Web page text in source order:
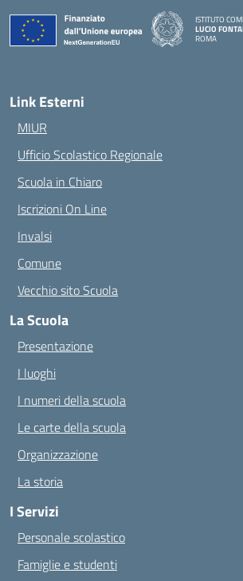
ISTITUTO
LUCIO
ROMA
Link Esterni
MIUR
Ufficio Scolastico Regionale
Scuola in Chiaro
Iscrizioni On Line
Invalsi
Comune
Vecchio sito Scuola
La Scuola
Presentazione
I luoghi
I numeri della scuola
Le carte della scuola
Organizzazione
La storia
I Servizi
Personale scolastico
Famiglie e studenti